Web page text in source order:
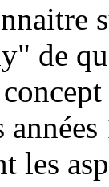
de
les